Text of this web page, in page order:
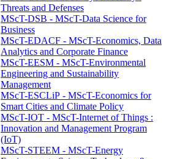
Threats and Defenses
MScT-DSB - MScT-Data Science for
Business
MScT-EDACF - MScT-Economics, Data
Analytics and Corporate Finance
MScT-EESM - MScT-Environmental
Engineering and Sustainability
Management
MScT-ESCLiP - MScT-Economics for
Smart Cities and Climate Policy
MScT-IOT - MScT-Internet of Things :
Innovation and Management Program
(IoT)
MScT-STEEM - MScT-Energy